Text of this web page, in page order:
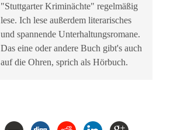
"Stuttgarter Kriminächte" regelmäßig
lese. Ich lese außerdem literarisches
und spannende Unterhaltungsromane.
Das eine oder andere Buch gibt's auch
auf die Ohren, sprich als Hörbuch.